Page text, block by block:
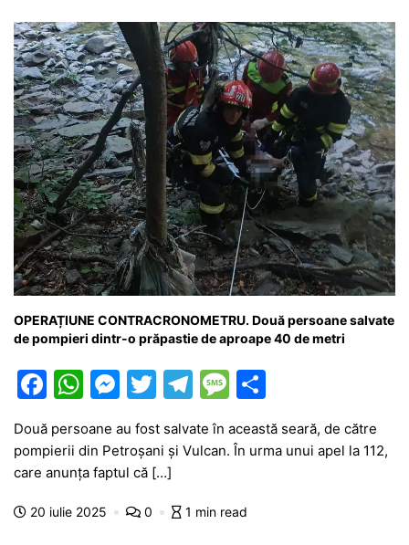
k
er
OPERAȚIUNE CONTRACRONOMETRU. Două persoane salvate
de pompieri dintr-o prăpastie de aproape 40 de metri
F
c
e
b
W
at
s
A
M
s
s
e
T
itt
er
T
el
e
a
M
s
a
ta
Două persoane au fost salvate în această seară, de către
pompierii din Petroșani și Vulcan. În urma unui apel la 112,
care anunța faptul că […]
20 iulie 2025 0 1 min read